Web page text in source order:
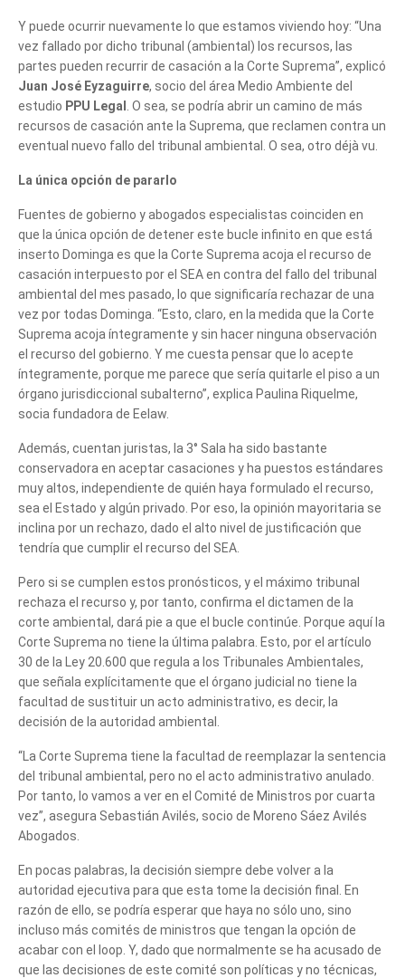
Y puede ocurrir nuevamente lo que estamos viviendo hoy: “Una
vez fallado por dicho tribunal (ambiental) los recursos, las
partes pueden recurrir de casación a la Corte Suprema”, explicó
Juan José Eyzaguirre, socio del área Medio Ambiente del
estudio PPU Legal
. O sea, se podría abrir un camino de más
recursos de casación ante la Suprema, que reclamen contra un
eventual nuevo fallo del tribunal ambiental. O sea, otro déjà vu.
La única opción de pararlo
Fuentes de gobierno y abogados especialistas coinciden en
que la única opción de detener este bucle infinito en que está
inserto Dominga es que la Corte Suprema acoja el recurso de
casación interpuesto por el SEA en contra del fallo del tribunal
ambiental del mes pasado, lo que significaría rechazar de una
vez por todas Dominga. “Esto, claro, en la medida que la Corte
Suprema acoja íntegramente y sin hacer ninguna observación
el recurso del gobierno. Y me cuesta pensar que lo acepte
íntegramente, porque me parece que sería quitarle el piso a un
órgano jurisdiccional subalterno”, explica Paulina Riquelme,
socia fundadora de Eelaw.
Además, cuentan juristas, la 3° Sala ha sido bastante
conservadora en aceptar casaciones y ha puestos estándares
muy altos, independiente de quién haya formulado el recurso,
sea el Estado y algún privado. Por eso, la opinión mayoritaria se
inclina por un rechazo, dado el alto nivel de justificación que
tendría que cumplir el recurso del SEA.
Pero si se cumplen estos pronósticos, y el máximo tribunal
rechaza el recurso y, por tanto, confirma el dictamen de la
corte ambiental, dará pie a que el bucle continúe. Porque aquí la
Corte Suprema no tiene la última palabra. Esto, por el artículo
30 de la Ley 20.600 que regula a los Tribunales Ambientales,
que señala explícitamente que el órgano judicial no tiene la
facultad de sustituir un acto administrativo, es decir, la
decisión de la autoridad ambiental.
“La Corte Suprema tiene la facultad de reemplazar la sentencia
del tribunal ambiental, pero no el acto administrativo anulado.
Por tanto, lo vamos a ver en el Comité de Ministros por cuarta
vez”, asegura Sebastián Avilés, socio de Moreno Sáez Avilés
Abogados.
En pocas palabras, la decisión siempre debe volver a la
autoridad ejecutiva para que esta tome la decisión final. En
razón de ello, se podría esperar que haya no sólo uno, sino
incluso más comités de ministros que tengan la opción de
acabar con el loop. Y, dado que normalmente se ha acusado de
que las decisiones de este comité son políticas y no técnicas,